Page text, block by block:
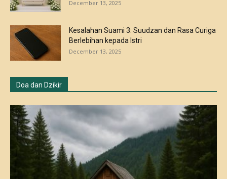
December 13, 2025
Kesalahan Suami 3: Suudzan dan Rasa Curiga
Berlebihan kepada Istri
December 13, 2025
Doa dan Dzikir